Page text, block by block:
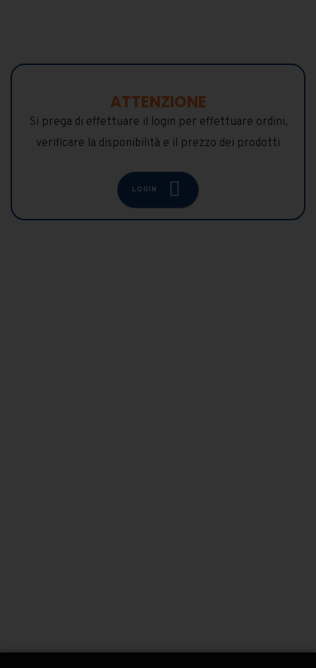
ATTENZIONE
Si prega di effettuare il login per effettuare ordini,
verificare la disponibilità e il prezzo dei prodotti
LOGIN